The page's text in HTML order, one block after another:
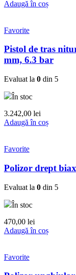
Adaugă în coș
Favorite
Pistol de tras
mm, 6.3 bar
Evaluat la 0 din 5
În stoc
3.242,00 lei
Adaugă în coș
Favorite
Polizor drept
Evaluat la 0 din 5
În stoc
470,00 lei
Adaugă în coș
Favorite